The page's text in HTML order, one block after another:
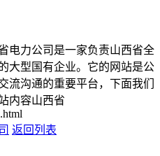
电力公司是一家负责山西省全
大型国有企业。它的网站是公
流沟通的重要平台，下面我们
内容山西省
返回列表